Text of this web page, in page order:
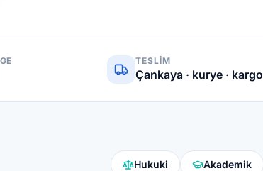
TESLIM
Çankaya · kurye · kargo
Hukuki Akademik